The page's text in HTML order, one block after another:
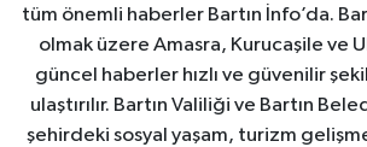
tüm önemli haberler Bartın İnfo’da.
olmak üzere Amasra, Kurucaşile ve
güncel haberler hızlı ve güvenilir
ulaştırılır. Bartın Valiliği ve Bartın
şehirdeki sosyal yaşam, turizm